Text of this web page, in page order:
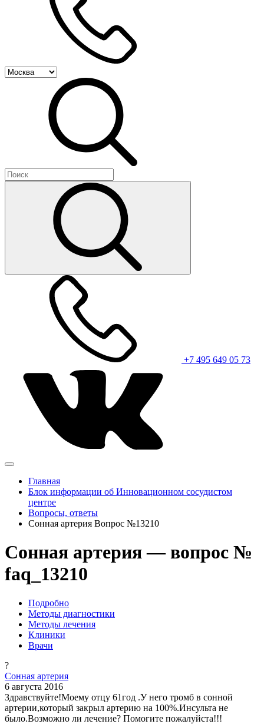
+7 495 649 05 73
Главная
Блок информации об Инновационном сосудистом
центре
Вопросы, ответы
Сонная артерия Вопрос №13210
Сонная артерия — вопрос №
faq_13210
Подробно
Методы диагностики
Методы лечения
Клиники
Врачи
?
Сонная артерия
6 августа 2016
Здравствуйте!Моему отцу 61год .У него тромб в сонной
артерии,который закрыл артерию на 100%.Инсульта не
было.Возможно ли лечение? Помогите пожалуйста!!!